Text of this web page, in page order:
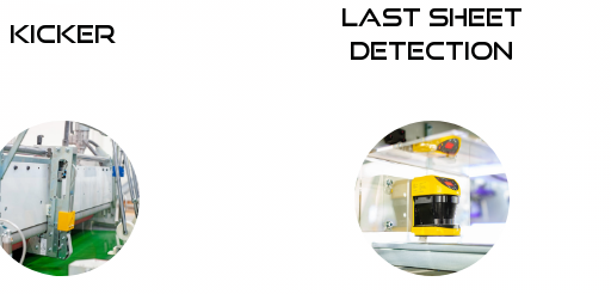
Kicker
Last Sheet
Detection